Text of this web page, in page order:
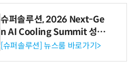
슈퍼솔루션, 2026 Next-Ge
n AI Cooling Summit 성황
리 성료
[슈퍼솔루션] 뉴스룸 바로가기>